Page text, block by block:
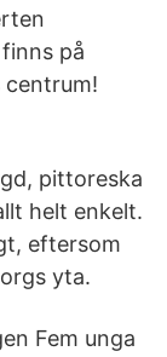
på
centrum!
pittoreska
helt enkelt.
eftersom
yta.
Fem unga